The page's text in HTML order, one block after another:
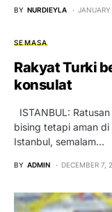
BY NURDIEYLA
SEMASA
Rakyat Turki
konsulat
ISTANBUL:
bising tetapi aman
Istanbul, semalam…
BY ADMIN DECEMBER 7,